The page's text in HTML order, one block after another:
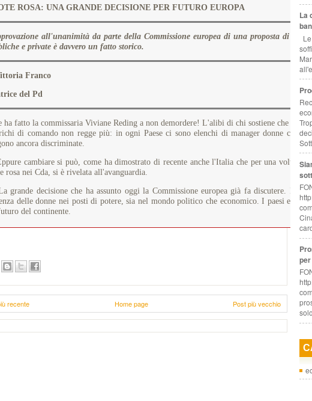
ROSA: UNA GRANDE DECISIONE PER FUTURO EUROPA
all'unanimità da parte della Commissione europea di una proposta di
e private è davvero un fatto storico.
Franco
del Pd
ha fatto la commissaria Viviane Reding a non demordere! L'alibi di chi sostiene che non
di comando non regge più: in ogni Paese ci sono elenchi di manager donne con
ancora discriminate.
cambiare si può, come ha dimostrato di recente anche l'Italia che per una volta,
rosa nei Cda, si è rivelata all'avanguardia.
decisione che ha assunto oggi la Commissione europea già fa discutere. Ma la
delle donne nei posti di potere, sia nel mondo politico che economico. I paesi
del continente.
recente Post più vecchio
Home page
La